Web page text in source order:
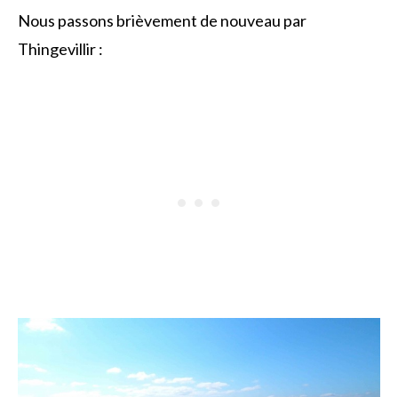
Nous passons brièvement de nouveau par
Thingevillir :